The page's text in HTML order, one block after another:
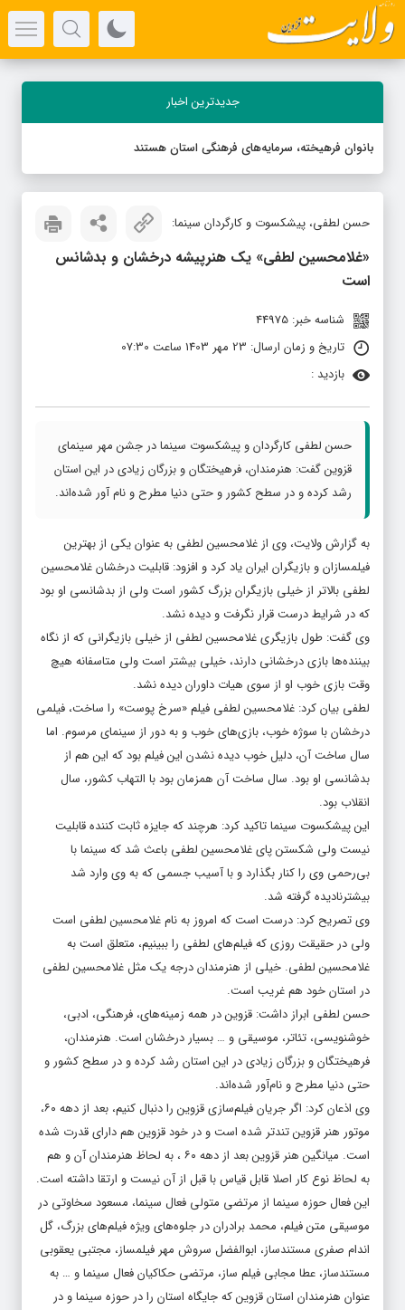
جدیدترین اخبار
بانوان فرهیخته، سرمایه‌های فرهنگی استان هستند
حسن لطفی، پیشکسوت و کارگردان سینما:
«غلامحسین لطفی» یک هنرپیشه درخشان و بدشانس
است
شناسه خبر: 44975
تاریخ و زمان ارسال: 23 مهر 1403 ساعت 07:30
بازدید :
حسن لطفی کارگردان و پیشکسوت سینما در جشن مهر سینمای
قزوین گفت: هنرمندان، فرهیختگان و بزرگان زیادی در این استان
رشد کرده و در سطح کشور و حتی دنیا مطرح و نام آور شده‌اند.
به گزارش ولایت، وی از غلامحسین لطفی به عنوان یکی از بهترین
فیلمسازان و بازیگران ایران یاد کرد و افزود: قابلیت درخشان غلامحسین
لطفی بالاتر از خیلی بازیگران بزرگ کشور است ولی از بدشانسی او بود
که در شرایط درست قرار نگرفت و دیده نشد.
وی گفت: طول بازیگری غلامحسین لطفی از خیلی بازیگرانی که از نگاه
بیننده‌ها بازی درخشانی دارند، خیلی بیشتر است ولی متاسفانه هیچ
وقت بازی خوب او از سوی هیات داوران دیده نشد.
لطفی بیان کرد: غلامحسین لطفی فیلم «سرخ پوست» را ساخت، فیلمی
درخشان با سوژه خوب، بازی‌های خوب و به دور از سینمای مرسوم. اما
سال ساخت آن، دلیل خوب دیده نشدن این فیلم بود که این هم از
بدشانسی او بود. سال ساخت آن همزمان بود با التهاب کشور، سال
انقلاب بود.
این پیشکسوت سینما تاکید کرد: هرچند که جایزه ثابت کننده قابلیت
نیست ولی شکستن پای غلامحسین لطفی باعث شد که سینما با
بی‌رحمی وی را کنار بگذارد و با آسیب جسمی که به وی وارد شد
بیشترنادیده گرفته شد.
وی تصریح کرد: درست است که امروز به نام غلامحسین لطفی است
ولی در حقیقت روزی که فیلم‌های لطفی را ببینیم، متعلق است به
غلامحسین لطفی. خیلی از هنرمندان درجه یک مثل غلامحسین لطفی
در استان خود هم غریب است.
حسن لطفی ابراز داشت: قزوین در همه زمینه‌های، فرهنگی، ادبی،
خوشنویسی، تئاتر، موسیقی و … بسیار درخشان است. هنرمندان،
فرهیختگان و بزرگان زیادی در این استان رشد کرده و در سطح کشور و
حتی دنیا مطرح و نام‌آور شده‌اند.
وی اذعان کرد: اگر جریان فیلم‌سازی قزوین را دنبال کنیم، بعد از دهه ۶۰،
موتور هنر قزوین تندتر شده است و در خود قزوین هم دارای قدرت شده
است. میانگین هنر قزوین بعد از دهه ۶۰ ، به لحاظ هنرمندان آن و هم
به لحاظ نوع کار اصلا قابل قیاس با قبل از آن نیست و ارتقا داشته است.
این فعال حوزه سینما از مرتضی متولی فعال سینما، مسعود سخاوتی در
موسیقی متن فیلم، محمد برادران در جلوه‌های ویژه فیلم‌های بزرگ، گل
اندام صفری مستندساز، ابوالفضل سروش مهر فیلمساز، مجتبی یعقوبی
مستندساز، عطا مجابی فیلم ساز، مرتضی حکاکیان فعال سینما و … به
عنوان هنرمندان استان قزوین که جایگاه استان را در حوزه سینما و در